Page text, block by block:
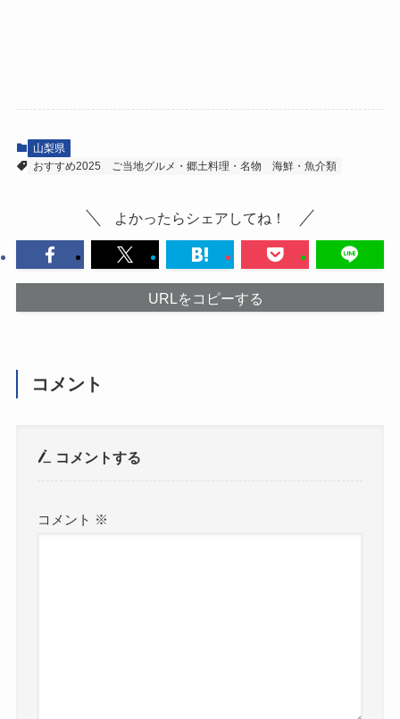
山梨県
おすすめ2025
ご当地グルメ・郷土料理・名物 海鮮・魚介類
よかったらシェアしてね！
URLをコピーする
コメント
コメントする
コメント ※